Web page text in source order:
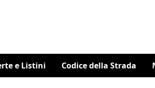
e Listini Codice della Strada